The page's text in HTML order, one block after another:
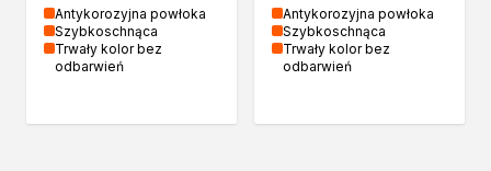
Antykorozyjna powłoka
Szybkoschnąca
Trwały kolor bez
odbarwień
Antykorozyjna powłoka
Szybkoschnąca
Trwały kolor bez
odbarwień